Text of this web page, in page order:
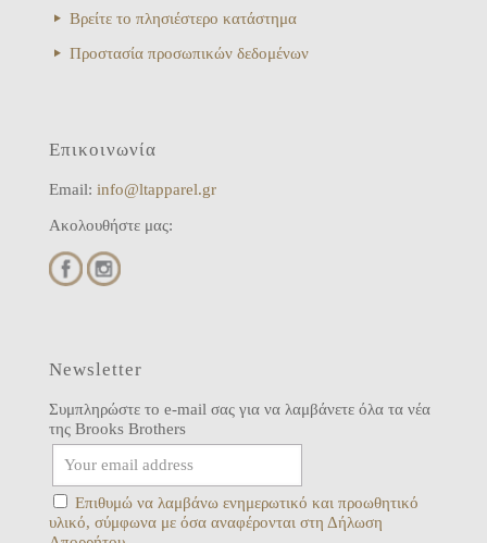
Βρείτε το πλησιέστερο κατάστημα
Προστασία προσωπικών δεδομένων
Επικοινωνία
Email: info@ltapparel.gr
Ακολουθήστε μας:
Newsletter
Συμπληρώστε το e-mail σας για να λαμβάνετε όλα τα νέα
της Brooks Brothers
Επιθυμώ να λαμβάνω ενημερωτικό και προωθητικό
υλικό, σύμφωνα με όσα αναφέρονται στη Δήλωση